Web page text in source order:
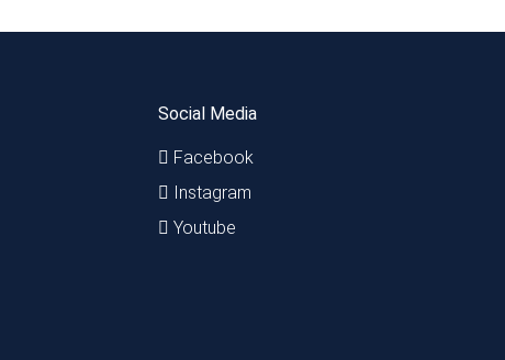
Social Media
Facebook
Instagram
Youtube